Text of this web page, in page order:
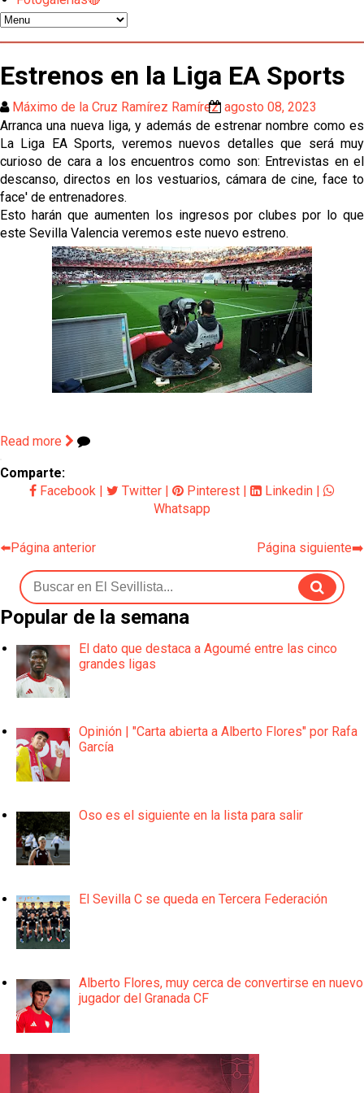
Atlético y Getafe agitan el mercado de LaLiga
Luis García Plaza: No sufrir ya es un paso adelante
El Sevilla FC plantea ampliar hasta cinco fichajes
más antes del cierre
Djibril Sow pone rumbo a Italia para firmar su nuevo
contrato con el Genoa
Kochorashvili, seria opción para reforzar el centro
del campo sevillista
Sow muy cerca de cerrar su traspaso al Genoa
Oso es el siguiente en la lista para salir
El Sevilla FC oficializa la cesión de Rafa Mir al Aris
de Salónica
Emery quiere pescar en el Atleti , el Villareal ya
tiene nuevo portero y el Getafe mueve ficha... Las
últimas novedades del mercado de La Liga
del martes
Estrenos en la Liga EA Sports
Máximo de la Cruz Ramírez Ramírez agosto 08, 2023
Arranca una nueva liga, y además de estrenar nombre como es
La Liga EA Sports, veremos nuevos detalles que será muy
curioso de cara a los encuentros como son: Entrevistas en el
descanso, directos en los vestuarios, cámara de cine, face to
face' de entrenadores.
Esto harán que aumenten los ingresos por clubes por lo que
este Sevilla Valencia veremos este nuevo estreno.
Read more
Comparte:
Facebook
Twitter Pinterest Linkedin
Whatsapp
⬅️Página anterior Página siguiente➡️
Popular de la semana
El dato que destaca a Agoumé entre las cinco
grandes ligas
Opinión | "Carta abierta a Alberto Flores" por Rafa
García
Oso es el siguiente en la lista para salir
El Sevilla C se queda en Tercera Federación
Alberto Flores, muy cerca de convertirse en nuevo
jugador del Granada CF